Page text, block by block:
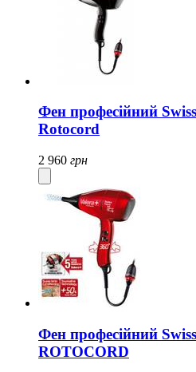
Фен професійний
Rotocord
2 960 грн
Фен професійний
ROTOCORD